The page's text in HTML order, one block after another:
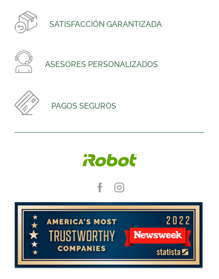
SATISFACCIÓN GARANTIZADA
ASESORES PERSONALIZADOS
PAGOS SEGUROS